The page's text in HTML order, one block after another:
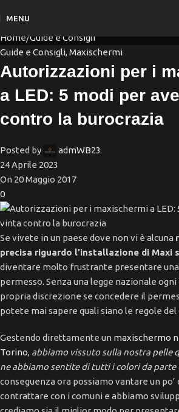
MENU
Home Guide e Consigli
Guide e Consigli, Maxischermi
Autorizzazioni per i
a LED: 5 modi per
contro la burocrazia
Posted by
admWB23
24 Aprile 2023
On 20 Maggio 2017
0
Se vivete in un paese dove non vi è alcuna
precisa riguardo l’installazione di Maxi
diventare molto frustrante presentare
permesso. Senza una legge nazionale ogni
propria discrezione se concedere il
potete mai sapere quali siano le regole del
Gestendo direttamente un maxischermo
Torino, abbiamo vissuto sulla nostra pelle
ne abbiamo sentite di tutti i colori da
conseguenza ora possiamo vantare un
contrattare con i comuni e abbiamo